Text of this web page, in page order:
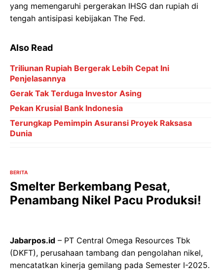
yang memengaruhi pergerakan IHSG dan rupiah di
tengah antisipasi kebijakan The Fed.
Also Read
Triliunan Rupiah Bergerak Lebih Cepat Ini
Penjelasannya
Gerak Tak Terduga Investor Asing
Pekan Krusial Bank Indonesia
Terungkap Pemimpin Asuransi Proyek Raksasa
Dunia
BERITA
Smelter Berkembang Pesat,
Penambang Nikel Pacu Produksi!
Jabarpos.id – PT Central Omega Resources Tbk
(DKFT), perusahaan tambang dan pengolahan nikel,
mencatatkan kinerja gemilang pada Semester I-2025.